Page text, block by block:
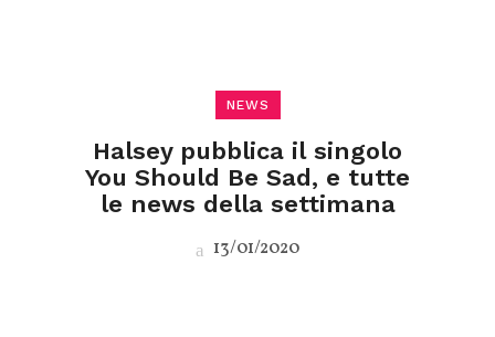
NEWS
Halsey pubblica il singolo
You Should Be Sad, e tutte
le news della settimana
13/01/2020